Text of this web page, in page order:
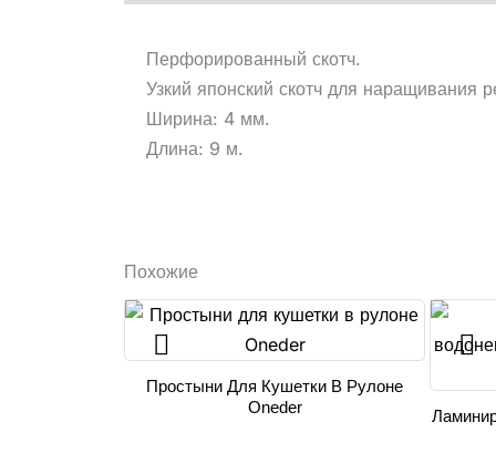
Перфорированный скотч.
Узкий японский скотч для наращивания
Ширина: 4 мм.
Длина: 9 м.
Похожие
Простыни Для Кушетки В Рулоне
Oneder
Этот